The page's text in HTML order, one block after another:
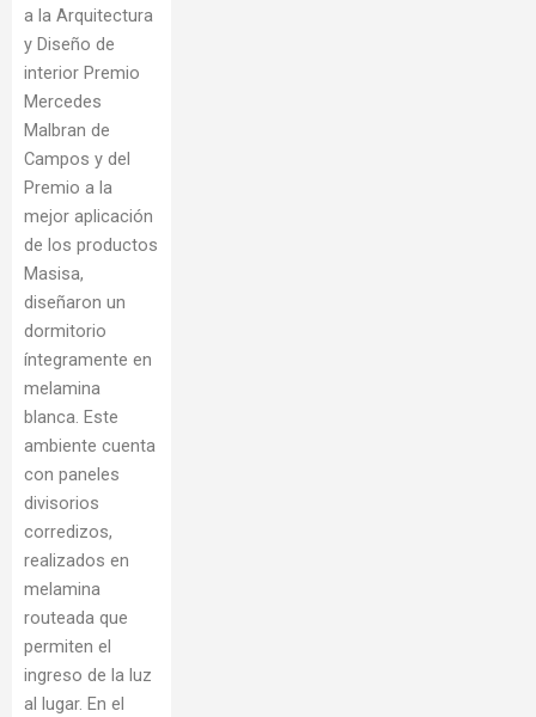
a la Arquitectura
y Diseño de
interior Premio
Mercedes
Malbran de
Campos y del
Premio a la
mejor aplicación
de los productos
Masisa,
diseñaron un
dormitorio
íntegramente en
melamina
blanca. Este
ambiente cuenta
con paneles
divisorios
corredizos,
realizados en
melamina
routeada que
permiten el
ingreso de la luz
al lugar. En el